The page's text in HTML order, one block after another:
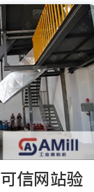
信网站验